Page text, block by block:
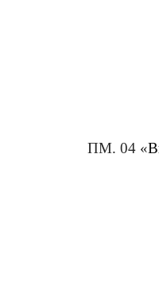
ПМ. 04 «